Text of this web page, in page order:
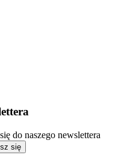
do naszego newslettera
się